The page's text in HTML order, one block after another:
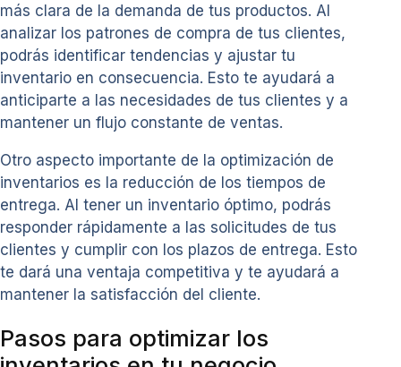
más clara de la demanda de tus productos. Al
analizar los patrones de compra de tus clientes,
podrás identificar tendencias y ajustar tu
inventario en consecuencia. Esto te ayudará a
anticiparte a las necesidades de tus clientes y a
mantener un flujo constante de ventas.
Otro aspecto importante de la optimización de
inventarios es la reducción de los tiempos de
entrega. Al tener un inventario óptimo, podrás
responder rápidamente a las solicitudes de tus
clientes y cumplir con los plazos de entrega. Esto
te dará una ventaja competitiva y te ayudará a
mantener la satisfacción del cliente.
Pasos para optimizar los